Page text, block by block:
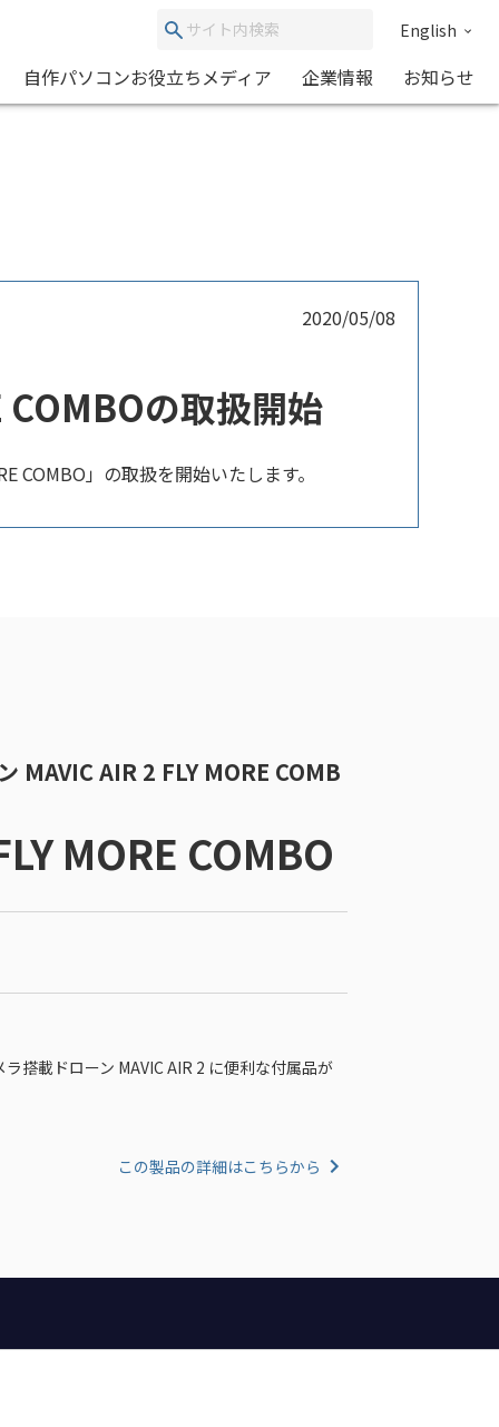
English
自作パソコンお役立ちメディア 企業情報 お知らせ
2020/05/08
の取扱開始
COMBO」の取扱を開始いたします。
MAVIC AIR 2 FLY MORE COMB
MORE COMBO
搭載ドローン MAVIC AIR 2 に便利な付属品が
この製品の詳細はこちらから